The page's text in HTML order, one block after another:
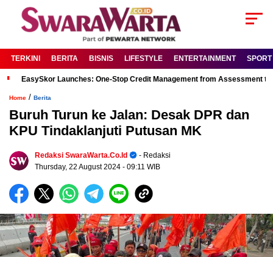
TERKINI BERITA BISNIS LIFESTYLE ENTERTAINMENT SPORT
EasySkor Launches: One-Stop Credit Management from Assessment
Home / Berita
Buruh Turun ke Jalan: Desak DPR dan
KPU Tindaklanjuti Putusan MK
Redaksi SwaraWarta.co.id
- Redaksi
Thursday, 22 August 2024 - 09:11 WIB